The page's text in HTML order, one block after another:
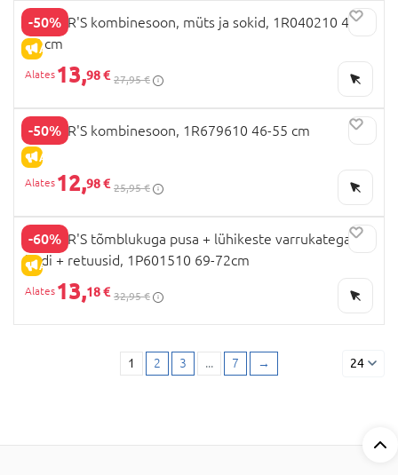
-50%
ALLAHINDLUS
CARTER'S kombinesoon, müts ja sokid, 1R040210 46-
55 cm
13,98 € 27,95 €
-50%
ALLAHINDLUS
CARTER'S kombinesoon, 1R679610 46-55 cm
12,98 € 25,95 €
-60%
ALLAHINDLUS
CARTER'S tõmblukuga pusa + lühikeste varrukatega
bodi + retuusid, 1P601510 69-72cm
13,18 € 32,95 €
1 2 3 ... 7 → 24